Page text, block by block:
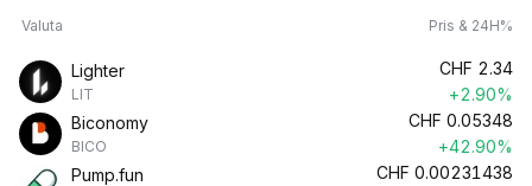
Valuta Pris & 24H%
Lighter
LIT
CHF 2.34
+2.90%
Biconomy
BICO
CHF 0.05348
+42.90%
Pump.fun
CHF 0.00231438